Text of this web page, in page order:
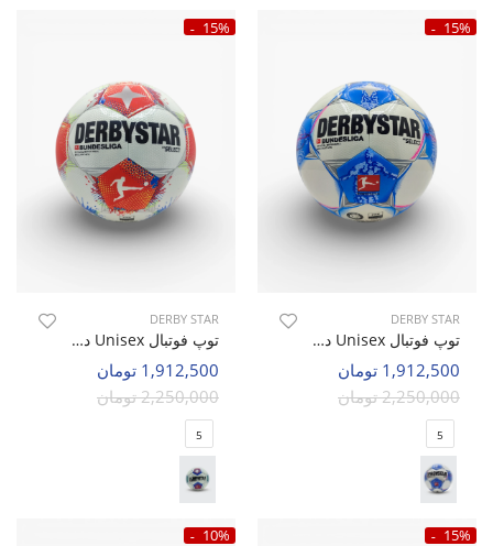
15%
DERBY STAR
توپ فوتبال Unisex دربی استار Derby Star Select U
1,912,500 تومان
2,250,000 تومان
5
15%
DERBY STAR
توپ فوتبال Unisex دربی استار Derby Star Official U
1,912,500 تومان
2,250,000 تومان
5
15%
10%